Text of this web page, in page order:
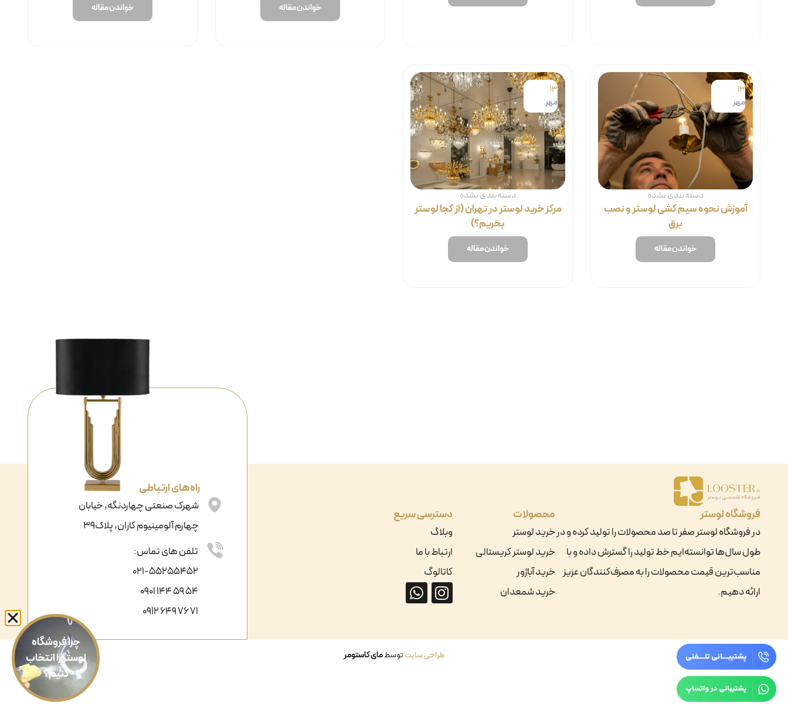
خواندن مقاله خواندن مقاله
13
مهر
دسته‌بندی نشده
آموزش نحوه سیم کشی لوستر و نصب
برق
خواندن مقاله
13
مهر
دسته‌بندی نشده
مرکز خرید لوستر در تهران (از کجا لوستر
بخریم؟)
خواندن مقاله
فروشگاه لوستر
در فروشگاه لوستر صفر تا صد محصولات را تولید کرده و در
طول سال‌ها توانسته‌ایم خط تولید را گسترش داده و با
مناسب‌ترین قیمت محصولات را به مصرف‌کنندگان عزیز
ارائه دهیم.
محصولات
خرید لوستر
خرید لوستر کریستالی
خرید آباژور
خرید شمعدان
دسترسی سریع
وبلاگ
ارتباط با ما
کاتالوگ
راه‌های ارتباطی
شهرک صنعتی چهاردنگه, خیابان
چهارم آلومینیوم کاران, پلاک39
تلفن های تماس:
021-55255452
54 59 144 0901
71 76 649 0912
طراحی سایتتوسطمای کاستومر
چرا فروشگاه
لوستر را انتخاب
کنیم؟